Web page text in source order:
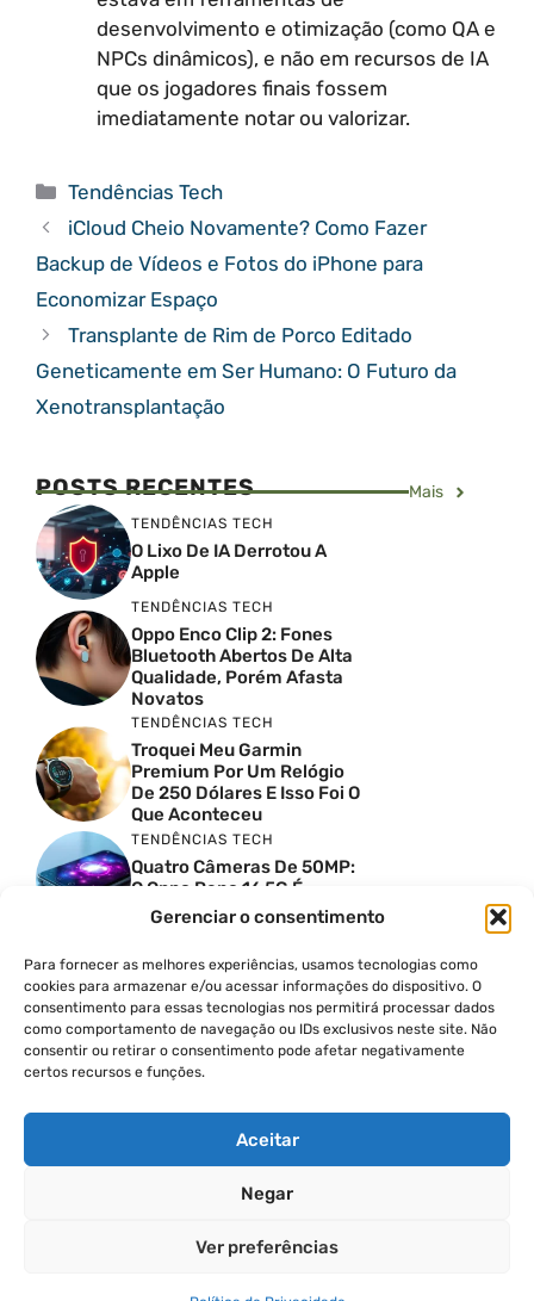
Gerenciar o consentimento
Para fornecer as melhores experiências, usamos tecnologias como
cookies para armazenar e/ou acessar informações do dispositivo. O
consentimento para essas tecnologias nos permitirá processar dados
como comportamento de navegação ou IDs exclusivos neste site. Não
consentir ou retirar o consentimento pode afetar negativamente
certos recursos e funções.
Aceitar
Negar
Ver preferências
desenvolvimento e otimização (como QA e
NPCs dinâmicos), e não em recursos de IA
que os jogadores finais fossem
imediatamente notar ou valorizar.
Categorias
Tendências Tech
iCloud Cheio Novamente? Como Fazer
Backup de Vídeos e Fotos do iPhone para
Economizar Espaço
Transplante de Rim de Porco Editado
Geneticamente em Ser Humano: O Futuro da
Xenotransplantação
POSTS RECENTES Mais
TENDÊNCIAS TECH
O Lixo De IA Derrotou A
Apple
TENDÊNCIAS TECH
Oppo Enco Clip 2: Fones
Bluetooth Abertos De Alta
Qualidade, Porém Afasta
Novatos
TENDÊNCIAS TECH
Troquei Meu Garmin
Premium Por Um Relógio
De 250 Dólares E Isso Foi O
Que Aconteceu
TENDÊNCIAS TECH
Quatro Câmeras De 50MP:
O Oppo Reno 16 5G É
Absurdo
Comparativo De
Especificações Entre O
Vivo X300 Ultra E O
Samsung Galaxy S26 Ultra
PRODUTIVIDADE DIGITAL
Instagram
POLÍTICA DE PRIVACIDADE